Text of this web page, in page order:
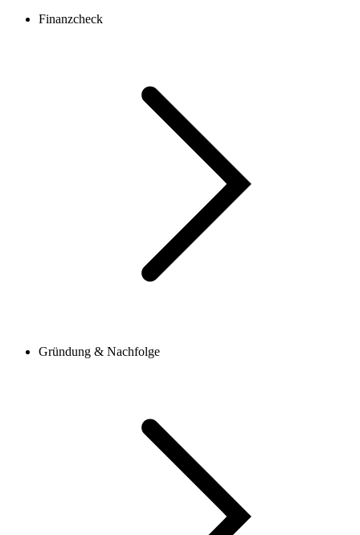
Finanzcheck
Gründung & Nachfolge